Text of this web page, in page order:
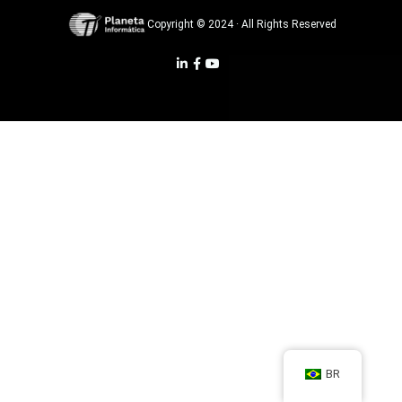
Copyright © 2024 · All Rights Reserved
BR